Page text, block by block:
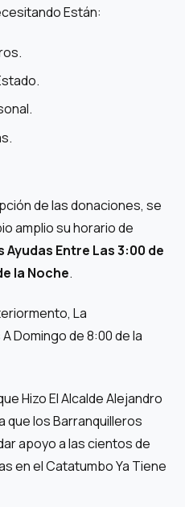
Están:
de las donaciones, se
amplio su horario de
Ayudas Entre Las 3:00 de
la Noche.
La
Domingo de 8:00 de la
Hizo El Alcalde Alejandro
que los Barranquilleros
apoyo a las cientos de
en el Catatumbo Ya Tiene